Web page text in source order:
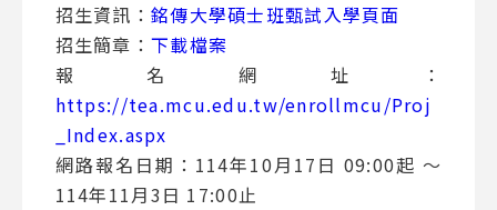
招生資訊：銘傳大學碩士班甄試入學頁面
招生簡章：下載檔案
報名網址：
https://tea.mcu.edu.tw/enrollmcu/Proj
_Index.aspx
網路報名日期：114年10月17日 09:00起 ～
114年11月3日 17:00止